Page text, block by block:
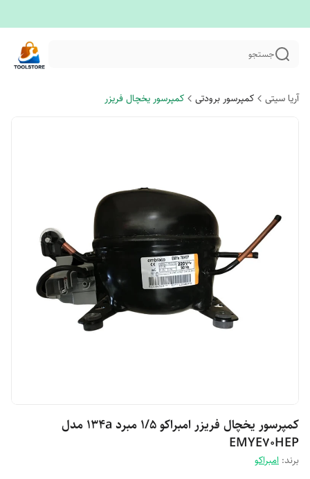
جستجو
آریا سیتی کمپرسور برودتی کمپرسور یخچال فریزر
کمپرسور یخچال فریزر امبراکو 1/5 مبرد 134a مدل
EMYE70HEP
برند: امبراکو